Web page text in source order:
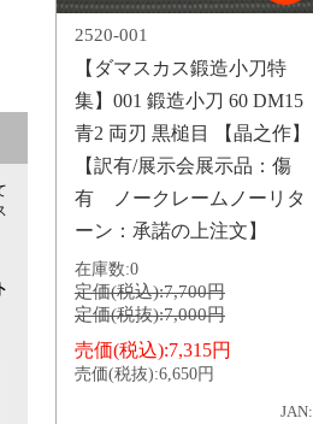
2520-001
【ダマスカス鍛造小刀特
集】001 鍛造小刀 60 DM15
青2 両刃 黒槌目 【晶之作】
【訳有/展示会展示品：傷
有 ノークレームノーリタ
ーン：承諾の上注文】
在庫数:0
定価(税込):7,700円
定価(税抜):7,000円
売価(税込):7,315円
売価(税抜):6,650円
JAN: